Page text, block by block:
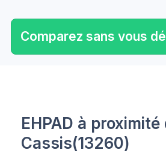
Comparez sans vous
EHPAD à proximité
Cassis(13260)